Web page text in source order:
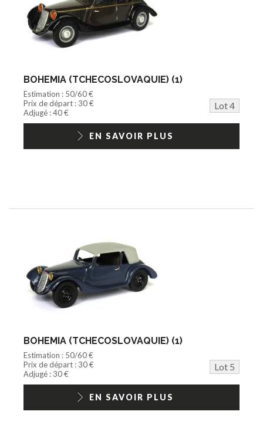
BOHEMIA (TCHECOSLOVAQUIE) (1)
Estimation : 50/60 €
Prix de départ : 30 €
Lot 4
Adjugé : 40 €
EN SAVOIR PLUS
BOHEMIA (TCHECOSLOVAQUIE) (1)
Estimation : 50/60 €
Prix de départ : 30 €
Lot 5
Adjugé : 30 €
EN SAVOIR PLUS